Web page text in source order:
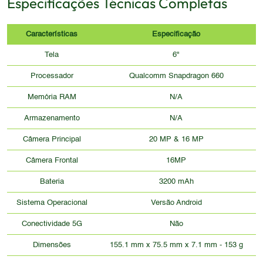
Características Especificação
Tela 6"
Processador Qualcomm Snapdragon 660
Memória RAM N/A
Armazenamento N/A
Câmera Principal 20 MP & 16 MP
Câmera Frontal 16MP
Bateria 3200 mAh
Sistema Operacional Versão Android
Conectividade 5G Não
Dimensões 155.1 mm x 75.5 mm x 7.1 mm - 153 g